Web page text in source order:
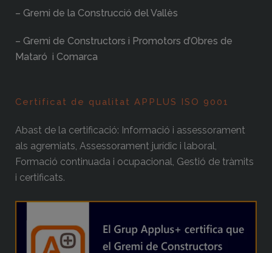
– Gremi de la Construcció del Vallès
– Gremi de Constructors i Promotors d’Obres de
Mataró i Comarca
Certificat de qualitat APPLUS ISO 9001
Abast de la certificació: Informació i assessorament
als agremiats, Assessorament jurídic i laboral,
Formació continuada i ocupacional, Gestió de tràmits
i certificats.